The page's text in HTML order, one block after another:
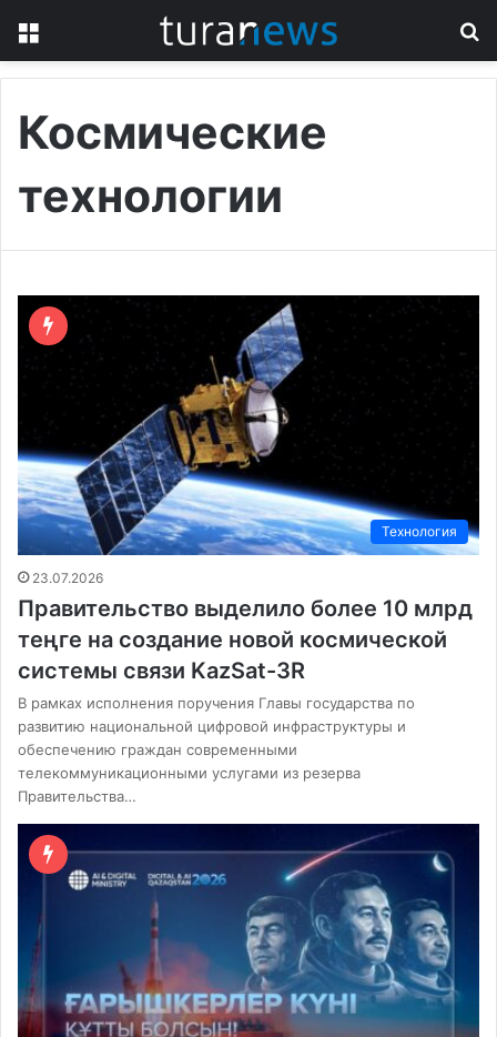
Космические
технологии
Технология
23.07.2026
Правительство выделило более 10 млрд
теңге на создание новой космической
системы связи KazSat-3R
В рамках исполнения поручения Главы государства по
развитию национальной цифровой инфраструктуры и
обеспечению граждан современными
телекоммуникационными услугами из резерва
Правительства…